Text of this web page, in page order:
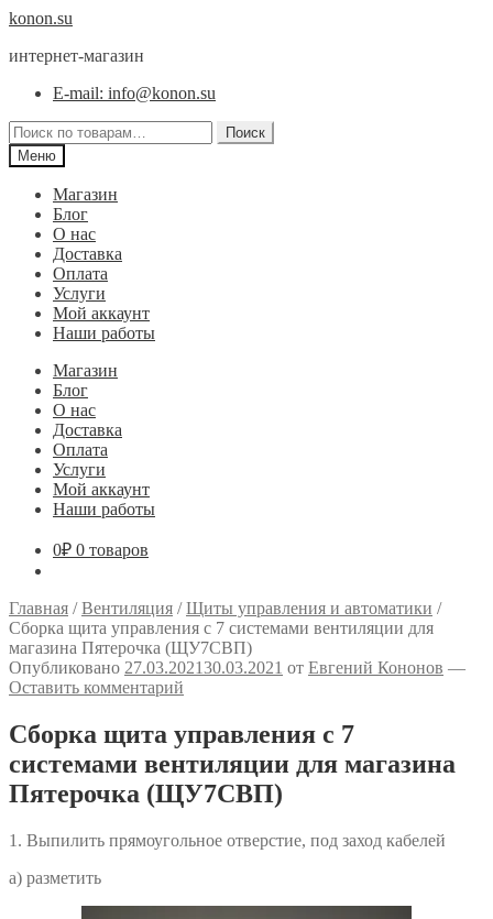
Перейти
навигации
Перейти
содержимому
konon.su
интернет-магазин
E-mail: info@konon.su
Искать:
Поиск
Меню
Магазин
Блог
О нас
Доставка
Оплата
Услуги
Мой аккаунт
Наши работы
Магазин
Блог
О нас
Доставка
Оплата
Услуги
Мой аккаунт
Наши работы
0₽ 0 товаров
Главная /Вентиляция /Щиты управления и автоматики /
Сборка щита управления с 7 системами вентиляции для
магазина Пятерочка (ЩУ7СВП)
Опубликовано 27.03.202130.03.2021 от Евгений Кононов —
Оставить комментарий
Сборка щита управления с 7
системами вентиляции для магазина
Пятерочка (ЩУ7СВП)
1. Выпилить прямоугольное отверстие, под заход кабелей
а) разметить